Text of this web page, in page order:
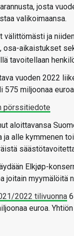
josta
valikoimaansa.
välittömästi ja
aikaistukset
tavoitellaan
vuoden 2022
575 miljoonaa
pörssitiedote
aloittavansa
ja alle kymmenen
Elkjøp-
joitain
2022 tilivuonna
euroa.